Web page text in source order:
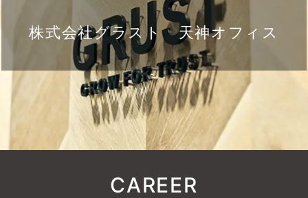
株式会社グラスト 天神オフィス
CAREER